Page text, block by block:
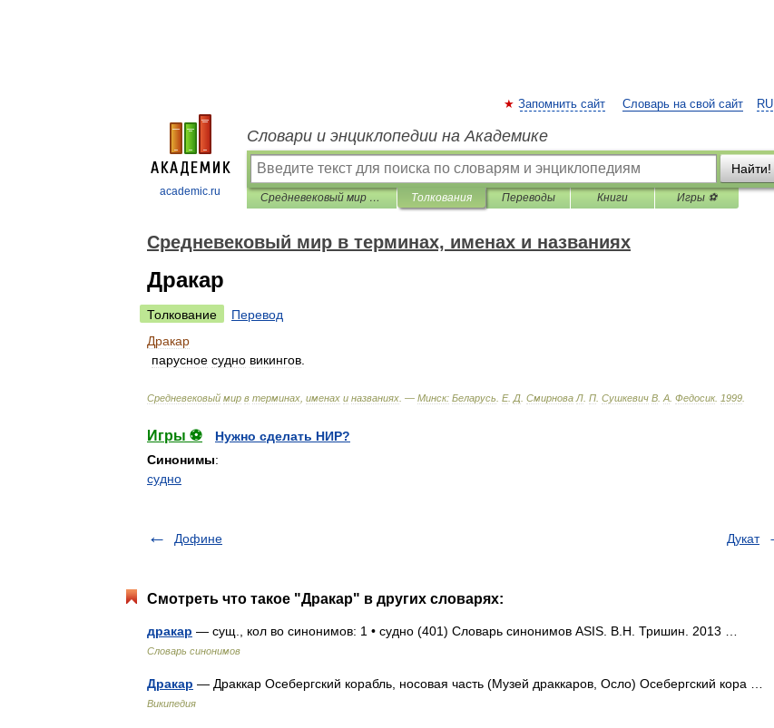
academic.ru
RU
Запомнить сайт Словарь на свой сайт
Словари и энциклопедии на Академике
Найти!
Средневековый мир в терминах, именах и названиях Толкования Переводы Книги Игры ⚽
Средневековый мир в терминах, именах и названиях
Дракар
Толкование
Перевод
Дракар
парусное судно викингов
Средневековый мир в терминах именах и названиях . — Минск: Беларусь Е. Д Смирнова Л П Сушкевич В А Федосик. 1999
Игры ⚽
Нужно сделать НИР?
Синонимы:
судно
Дофине Дукат
Смотреть что такое "Дракар" в других словарях:
дракар — сущ., кол во синонимов: 1 • судно (401) Словарь синонимов ASIS. В.Н. Тришин. 2013 …
Словарь синонимов
Дракар — Драккар Осебергский корабль, носовая часть (Музей драккаров, Осло) Осебергский кора …
Википедия